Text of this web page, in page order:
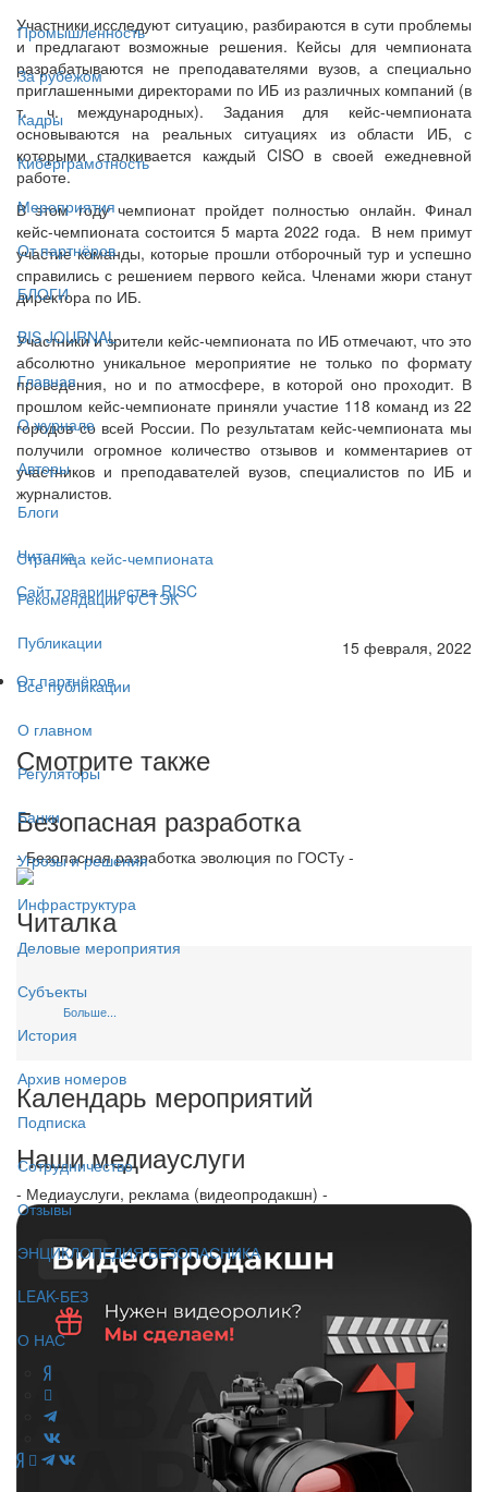
Промышленность
За рубежом
Кадры
Киберграмотность
Мероприятия
От партнёров
БЛОГИ
BIS JOURNAL
Главная
О журнале
Авторы
Блоги
Читалка
Рекомендации ФСТЭК
Публикации
Все публикации
О главном
Регуляторы
Банки
Угрозы и решения
Инфраструктура
Деловые мероприятия
Субъекты
История
Архив номеров
Подписка
Сотрудничество
Отзывы
ЭНЦИКЛОПЕДИЯ БЕЗОПАСНИКА
LEAK-БЕЗ
О НАС
Участники исследуют ситуацию, разбираются в сути проблемы
и предлагают возможные решения. Кейсы для чемпионата
разрабатываются не преподавателями вузов, а специально
приглашенными директорами по ИБ из различных компаний (в
т. ч. международных). Задания для кейс-чемпионата
основываются на реальных ситуациях из области ИБ, с
которыми сталкивается каждый CISO в своей ежедневной
работе.
В этом году чемпионат пройдет полностью онлайн. Финал
кейс-чемпионата состоится 5 марта 2022 года. В нем примут
участие команды, которые прошли отборочный тур и успешно
справились с решением первого кейса. Членами жюри станут
директора по ИБ.
Участники и зрители кейс-чемпионата по ИБ отмечают, что это
абсолютно уникальное мероприятие не только по формату
проведения, но и по атмосфере, в которой оно проходит. В
прошлом кейс-чемпионате приняли участие 118 команд из 22
городов со всей России. По результатам кейс-чемпионата мы
получили огромное количество отзывов и комментариев от
участников и преподавателей вузов, специалистов по ИБ и
журналистов.
Страница кейс-чемпионата
Сайт товарищества RISC
15 февраля, 2022
От партнёров
Смотрите также
Безопасная разработка
- Безопасная разработка эволюция по ГОСТу -
Читалка
Больше...
Календарь мероприятий
Наши медиауслуги
- Медиауслуги, реклама (видеопродакшн) -